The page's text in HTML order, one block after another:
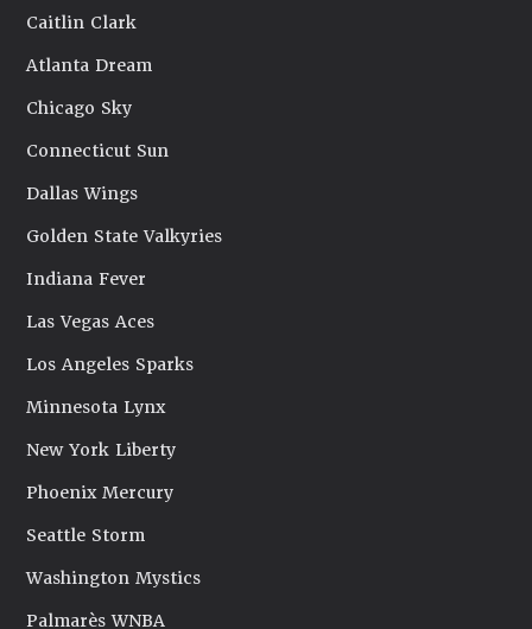
Caitlin Clark
Atlanta Dream
Chicago Sky
Connecticut Sun
Dallas Wings
Golden State Valkyries
Indiana Fever
Las Vegas Aces
Los Angeles Sparks
Minnesota Lynx
New York Liberty
Phoenix Mercury
Seattle Storm
Washington Mystics
Palmarès WNBA